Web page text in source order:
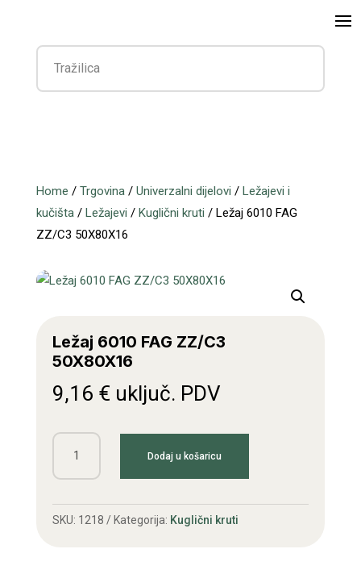
Home / Trgovina/ Univerzalni dijelovi / Ležajevi i
kučišta/ Ležajevi / Kuglični kruti / Ležaj 6010 FAG
ZZ/C3 50X80X16
Ležaj 6010 FAG ZZ/C3
50X80X16
9,16 € uključ. PDV
Ležaj
6010
ZZ/C3
50X80X16
Dodaj u košaricu
SKU: 1218 Kategorija: Kuglični kruti